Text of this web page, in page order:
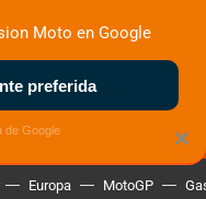
NUEVO
MOTOS ELÉCTRICAS
Europa MotoGP
×
Moto en Google
preferida
de Google